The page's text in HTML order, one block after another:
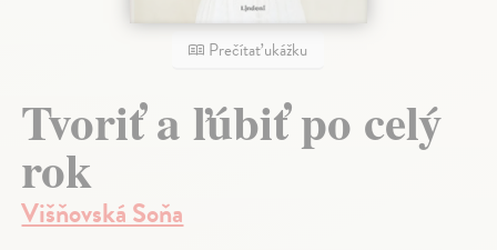
Prečítať ukážku
Tvoriť a ľúbiť po celý
rok
Višňovská Soňa